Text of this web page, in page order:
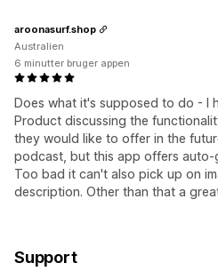
Does what it's supposed to do - I
Product discussing the
they would like to offer in the
podcast, but this app offers auto-
Too bad it can't also pick up on
description. Other than that a
aroonasurf.shop
Australien
6 minutter bruger appen
Support